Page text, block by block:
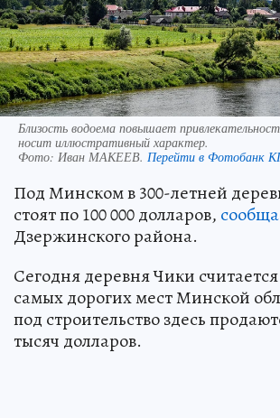
Близость водоема повышает
носит иллюстративный характер.
Фото: Иван МАКЕЕВ. Перейти в Фотобанк
Под Минском в 300-летней
стоят по 100 000 долларов,
Дзержинского района.
Сегодня деревня Чики
самых дорогих мест Минской
под строительство здесь
тысяч долларов.